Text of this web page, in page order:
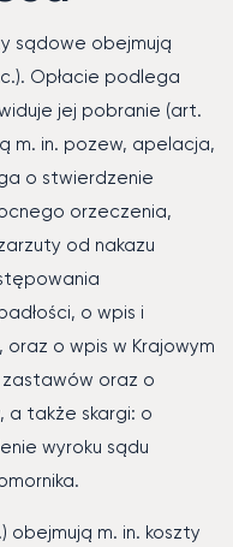
sądowe obejmują
Opłacie podlega
jej pobranie (art.
m. in. pozew, apelacja,
o stwierdzenie
orzeczenia,
od nakazu
o wpis i
o wpis w Krajowym
oraz o
a także skargi: o
wyroku sądu
obejmują m. in. koszty